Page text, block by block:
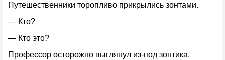
Путешественники торопливо прикрылись зонтами.
— Кто?
— Кто это?
Профессор осторожно выглянул из-под зонтика.